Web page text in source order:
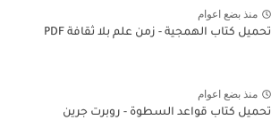
منذ بضع اعوام
تحميل كتاب الهمجية - زمن علم بلا ثقافة PDF
منذ بضع اعوام
تحميل كتاب قواعد السطوة - روبرت جرين